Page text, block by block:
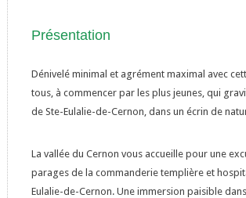
Présentation
Dénivelé minimal et agrément maximal avec
tous, à commencer par les plus jeunes, qui
de Ste-Eulalie-de-Cernon, dans un écrin de
La vallée du Cernon vous accueille pour une
parages de la commanderie templière et
Eulalie-de-Cernon. Une immersion paisible